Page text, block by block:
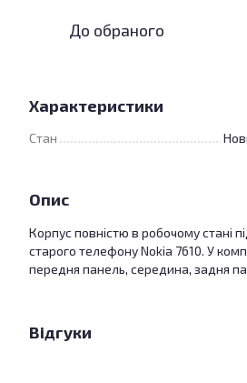
До обраного
Характеристики
Стан
Опис
Корпус повністю в робочому стані
старого телефону Nokia 7610. У
передня панель, середина, задня
Відгуки